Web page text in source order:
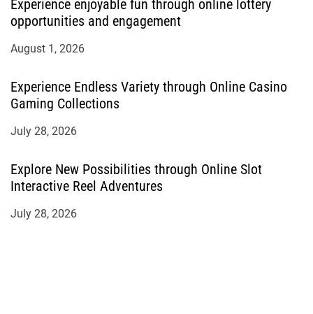
Experience enjoyable fun through online lottery
opportunities and engagement
August 1, 2026
Experience Endless Variety through Online Casino
Gaming Collections
July 28, 2026
Explore New Possibilities through Online Slot
Interactive Reel Adventures
July 28, 2026